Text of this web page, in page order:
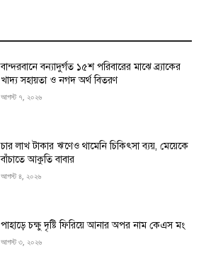
বান্দরবানে বন্যাদুর্গত ১৫শ পরিবারের মাঝে ব্র্যাকের
খাদ্য সহায়তা ও নগদ অর্থ বিতরণ
আগস্ট ৭, ২০২৬
চার লাখ টাকার ঋণেও থামেনি চিকিৎসা ব্যয়, মেয়েকে
বাঁচাতে আকুতি বাবার
আগস্ট ৪, ২০২৬
পাহাড়ে চক্ষু দৃষ্টি ফিরিয়ে আনার অপর নাম কেএস মং
আগস্ট ৩, ২০২৬